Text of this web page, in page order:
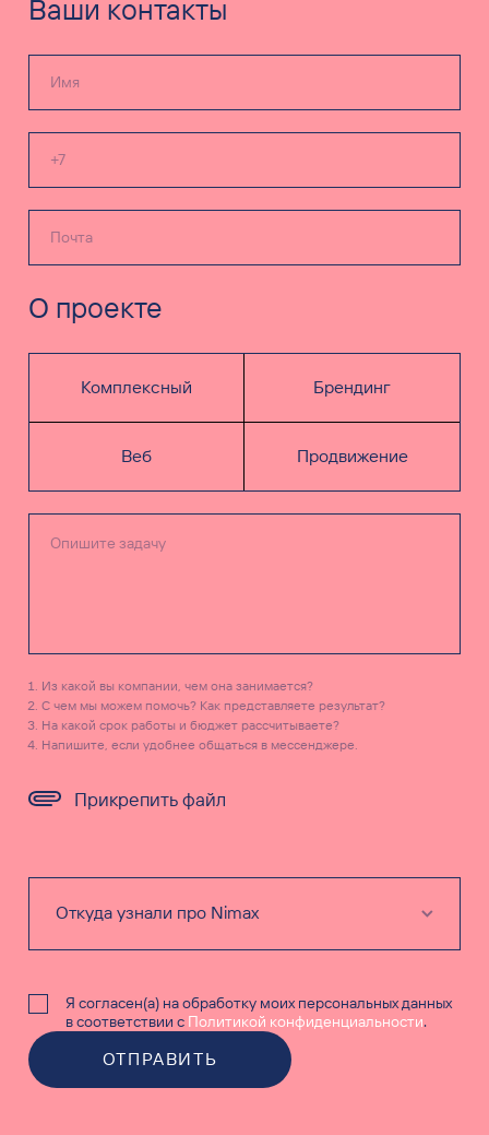
Ваши контакты
О проекте
Комплексный Брендинг
Веб Продвижение
Прикрепить файл
Из какой вы компании, чем она занимается?
С чем мы можем помочь? Как представляете результат?
На какой срок работы и бюджет рассчитываете?
Напишите, если удобнее общаться в мессенджере.
Я согласен(а) на обработку моих персональных данных
в соответствии с Политикой конфиденциальности.
ОТПРАВИТЬ